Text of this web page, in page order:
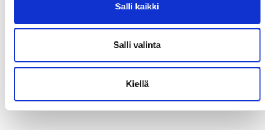
Salli kaikki
Salli valinta
Kiellä